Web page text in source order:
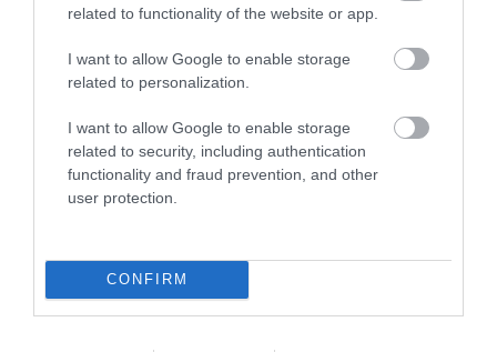
related to functionality of the website or app.
I want to allow Google to enable storage
related to personalization.
I want to allow Google to enable storage
related to security, including authentication
functionality and fraud prevention, and other
user protection.
CONFIRM